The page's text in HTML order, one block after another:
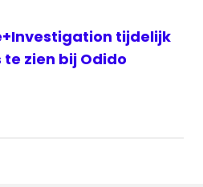
tijdelijk
zien bij Odido